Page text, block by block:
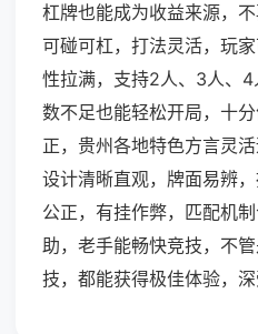
杠牌也能成为收益来源，
可碰可杠，打法灵活，玩
性拉满，支持2人、3人、
数不足也能轻松开局，十
正，贵州各地特色方言灵
设计清晰直观，牌面易辨
公正，有挂作弊，匹配机
助，老手能畅快竞技，不
技，都能获得极佳体验，深